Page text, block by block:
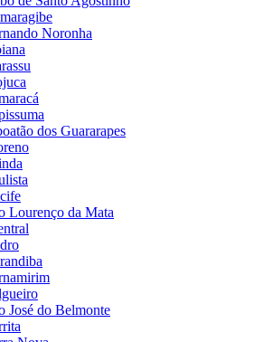
Noronha
dos Guararapes
Lourenço da Mata
José do Belmonte